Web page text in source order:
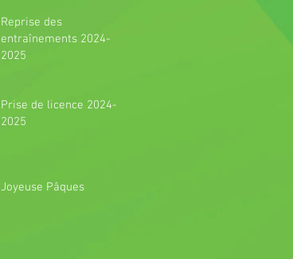
Reprise des
entraînements 2024-
2025
Prise de licence 2024-
2025
Joyeuse Pâques